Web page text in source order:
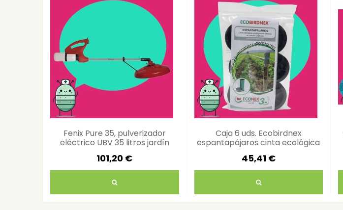
Fenix Pure 35, pulverizador
eléctrico UBV 35 litros jardín
101,20 €
Caja 6 uds. Ecobirdnex
espantapájaros cinta ecológica
45,41 €